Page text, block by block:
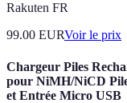
Rakuten FR
99.00 EURVoir le prix
Chargeur Piles
pour NiMH/NiCD
et Entrée Micro USB